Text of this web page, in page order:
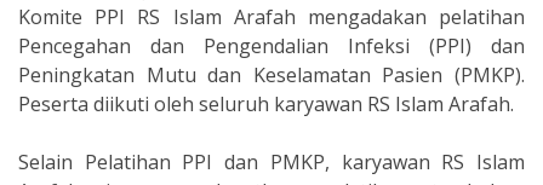
Komite PPI RS Islam Arafah mengadakan pelatihan
Pencegahan dan Pengendalian Infeksi (PPI) dan
Peningkatan Mutu dan Keselamatan Pasien (PMKP).
Peserta diikuti oleh seluruh karyawan RS Islam Arafah.
Selain Pelatihan PPI dan PMKP, karyawan RS Islam